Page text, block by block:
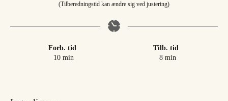
(Tilberedningstid kan ændre sig ved justering)
Forb. tid
10minutter
min
Tilb. tid
8minutter
min